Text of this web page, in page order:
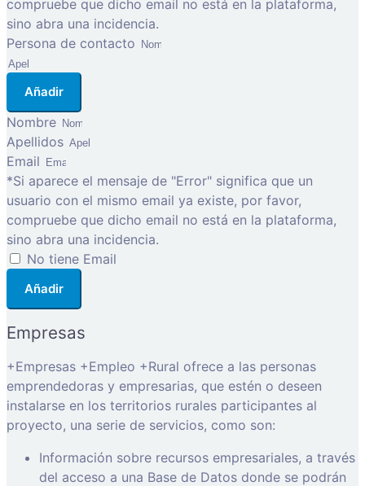
compruebe que dicho email no está en la plataforma,
sino abra una incidencia.
Persona de contacto
Añadir
Nombre
Apellidos
Email
*Si aparece el mensaje de "Error" significa que un
usuario con el mismo email ya existe, por favor,
compruebe que dicho email no está en la plataforma,
sino abra una incidencia.
No tiene Email
Añadir
Empresas
+Empresas +Empleo +Rural ofrece a las personas
emprendedoras y empresarias, que estén o deseen
instalarse en los territorios rurales participantes al
proyecto, una serie de servicios, como son:
Información sobre recursos empresariales, a través
del acceso a una Base de Datos donde se podrán